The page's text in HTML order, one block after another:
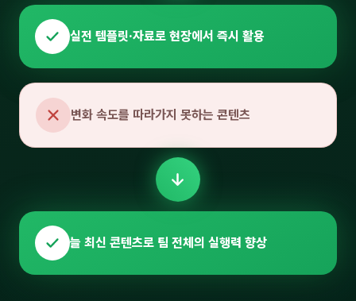
실전 템플릿·자료로 현장에서 즉시 활용
변화 속도를 따라가지 못하는 콘텐츠
늘 최신 콘텐츠로 팀 전체의 실행력 향상